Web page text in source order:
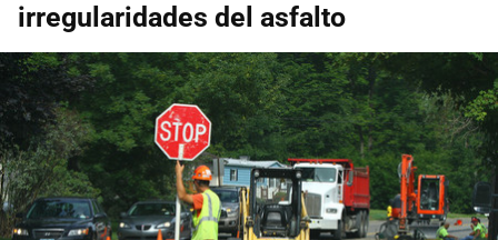
irregularidades del asfalto